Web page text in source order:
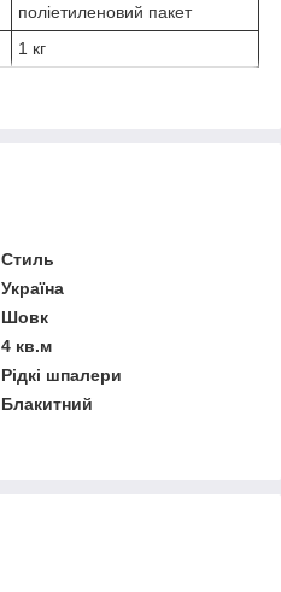
поліетиленовий пакет
1 кг
Стиль
Україна
Шовк
4 кв.м
Рідкі шпалери
Блакитний